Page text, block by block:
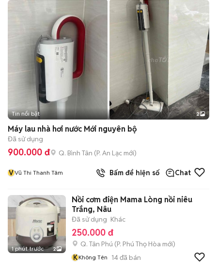
Tin nổi bật 2
Máy lau nhà hơi nước Mới nguyên bộ
Đã sử dụng
900.000 đ Q. Bình Tân (P. An Lạc mới)
VVũ Thi Thanh Tâm Bấm để hiện số Chat
1 phút trước 2
Nồi cơm điện Mama Lòng nồi niêu
Trắng, Nâu
Đã sử dụng Khác
250.000 đ
Q. Tân Phú (P. Phú Thọ Hòa mới)
KKhông Tên 14đã bán